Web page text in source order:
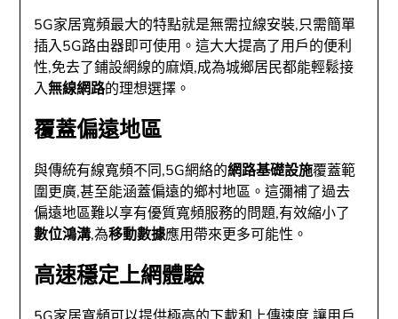
5G家居寬頻最大的特點就是無需拉線安裝,只需簡單
插入5G路由器即可使用。這大大提高了用戶的便利
性,免去了鋪設網線的麻煩,成為城鄉居民都能輕鬆接
入無線網路的理想選擇。
覆蓋偏遠地區
與傳統有線寬頻不同,5G網絡的網路基礎設施覆蓋範
圍更廣,甚至能涵蓋偏遠的鄉村地區。這彌補了過去
偏遠地區難以享有優質寬頻服務的問題,有效縮小了
數位鴻溝,為移動數據應用帶來更多可能性。
高速穩定上網體驗